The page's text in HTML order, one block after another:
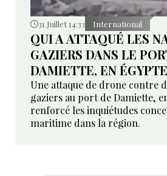
31 Juillet 14:33 International
QUI A ATTAQUÉ LES
GAZIERS DANS LE
DAMIETTE, EN
Une attaque de drone contre
gaziers au port de Damiette,
renforcé les inquiétudes
maritime dans la région.